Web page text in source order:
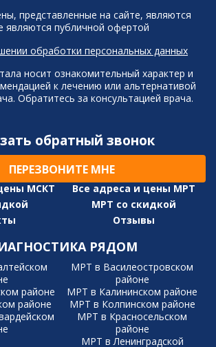
представленные на сайте, являются
являются публичной офертой
обработки персональных данных
носит ознакомительный характер и
к лечению или альтернативой
Обратитесь за консультацией врача.
обратный звонок
ПЕРЕЗВОНИТЕ МНЕ
МСКТ
Все адреса и цены МРТ
МРТ со скидкой
Отзывы
РЯДОМ
МРТ в Василеостровском
районе
районе
МРТ в Калининском районе
районе
МРТ в Колпинском районе
МРТ в Красносельском
районе
МРТ в Ленинградской